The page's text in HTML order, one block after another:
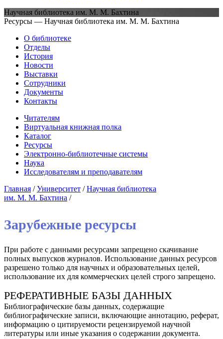
Научная библиотека им. М. М. Бахтина
Ресурсы — Научная библиотека им. М. М. Бахтина
О библиотеке
Отделы
История
Новости
Выставки
Сотрудники
Документы
Контакты
Читателям
Виртуальная книжная полка
Каталог
Ресурсы
Электронно-библиотечные системы
Наука
Исследователям и преподавателям
Главная /Университет /Научная библиотека
им. М. М. Бахтина /
Зарубежные ресурсы
При работе с данными ресурсами запрещено скачивание
полных выпусков журналов. Использование данных ресурсов
разрешено только для научных и образовательных целей,
использование их для коммерческих целей строго запрещено.
РЕФЕРАТИВНЫЕ БАЗЫ ДАННЫХ
Библиографические базы данных, содержащие
библиографические записи, включающие аннотацию, реферат,
информацию о цитируемости рецензируемой научной
литературы или иные указания о содержании документа.